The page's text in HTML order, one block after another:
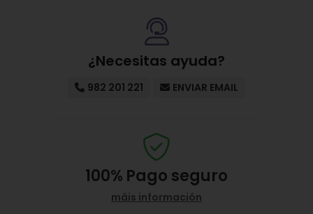
¿Necesitas ayuda?
982 201 221 ENVIAR EMAIL
100% Pago seguro
máis información